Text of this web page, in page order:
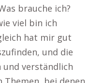
brauche ich?
viel bin ich
hat mir gut
und die
und verständlich